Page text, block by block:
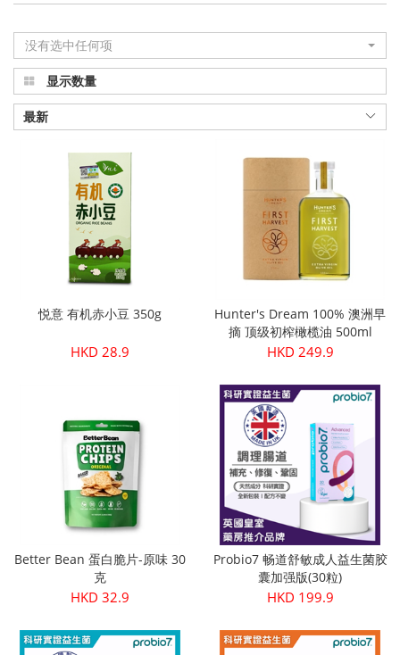
没有选中任何项
显示数量
最新
悦意 有机赤小豆 350g
HKD 28.9
Hunter's Dream 100% 澳洲早
摘 顶级初榨橄榄油 500ml
HKD 249.9
Better Bean 蛋白脆片-原味 30
克
HKD 32.9
Probio7 畅道舒敏成人益生菌胶
囊加强版(30粒)
HKD 199.9